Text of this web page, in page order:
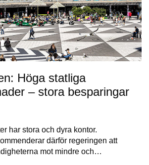
Höga statliga
– stora besparingar
har stora och dyra kontor.
därför regeringen att
mot mindre och…